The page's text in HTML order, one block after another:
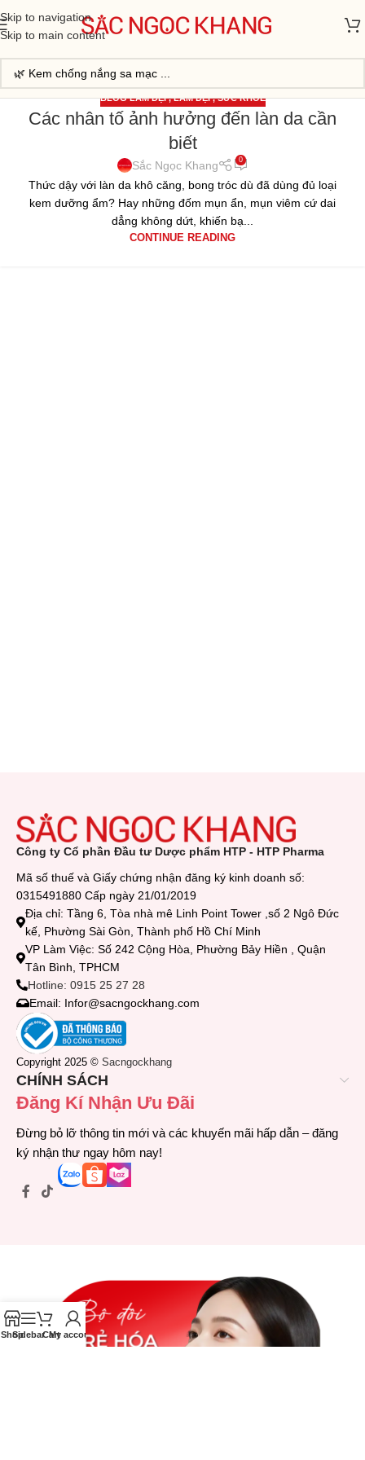
Skip to navigation
Skip to main content
13
BLOG LÀM ĐẸP,LÀM ĐẸP,SỨC KHỎE
Các nhân tố ảnh hưởng đến làn da cần
biết
Sắc Ngọc Khang 0
Thức dậy với làn da khô căng, bong tróc dù đã dùng đủ loại
kem dưỡng ẩm? Hay những đốm mụn ẩn, mụn viêm cứ dai
dẳng không dứt, khiến bạ...
CONTINUE READING
Công ty Cổ phần Đầu tư Dược phẩm HTP - HTP Pharma
Mã số thuế và Giấy chứng nhận đăng ký kinh doanh số:
0315491880 Cấp ngày 21/01/2019
Địa chỉ: Tầng 6, Tòa nhà mê Linh Point Tower ,số 2 Ngô Đức
kế, Phường Sài Gòn, Thành phố Hồ Chí Minh
VP Làm Việc: Số 242 Cộng Hòa, Phường Bảy Hiền , Quận
Tân Bình, TPHCM
Hotline: 0915 25 27 28
Email: Infor@sacngockhang.com
Copyright 2025 © Sacngockhang
CHÍNH SÁCH
Đăng Kí Nhận Ưu Đãi
Đừng bỏ lỡ thông tin mới và các khuyến mãi hấp dẫn – đăng
ký nhận thư ngay hôm nay!
ShopSidebarCart
My account